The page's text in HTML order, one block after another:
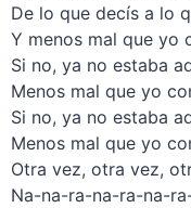
De lo que decís a lo
Y menos mal que yo
Si no, ya no estaba
Menos mal que yo
Si no, ya no estaba
Menos mal que yo
Otra vez, otra vez,
Na-na-ra-na-ra-na-